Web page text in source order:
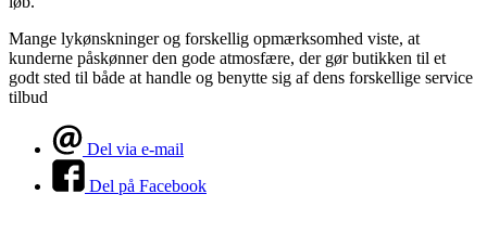
Mange lykønskninger og forskellig opmærksomhed viste, at
kunderne påskønner den gode atmosfære, der gør butikken til et
godt sted til både at handle og benytte sig af dens forskellige service
tilbud
Del via e-mail
Del på Facebook